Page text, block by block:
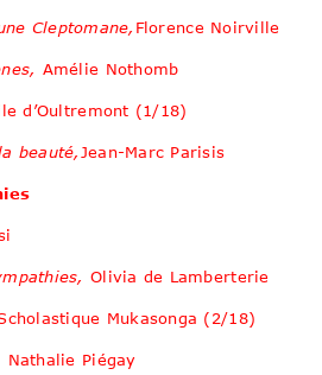
Cleptomane, Florence Noirville
Amélie Nothomb
d’Oultremont (1/18)
beauté, Jean-Marc Parisis
Olivia de Lamberterie
Mukasonga (2/18)
Nathalie Piégay